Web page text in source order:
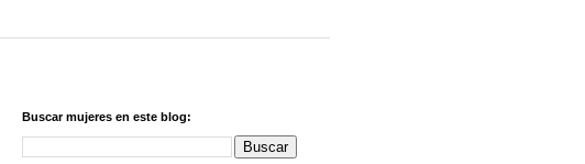
Buscar mujeres en este blog: